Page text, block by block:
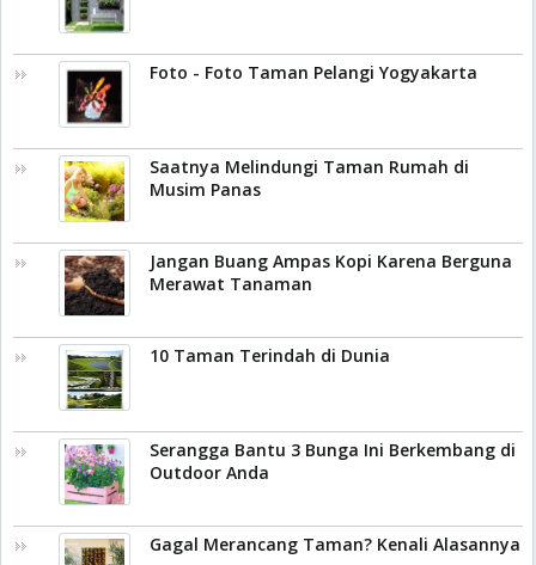
Foto - Foto Taman Pelangi Yogyakarta
Saatnya Melindungi Taman Rumah di
Musim Panas
Jangan Buang Ampas Kopi Karena Berguna
Merawat Tanaman
10 Taman Terindah di Dunia
Serangga Bantu 3 Bunga Ini Berkembang di
Outdoor Anda
Gagal Merancang Taman? Kenali Alasannya